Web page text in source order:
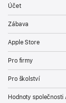
Účet
Zábava
Apple Store
Pro firmy
Pro školství
Hodnoty společnosti